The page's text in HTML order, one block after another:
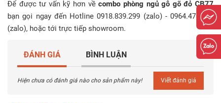
Để được tư vấn kỹ hơn vềcombo phòng ngủ gỗ gõ đỏ CB77
bạn gọi ngay đến Hotline 0918.839.299 (zalo) - 0964.478.399
(zalo), hoặc tới trực tiếp showroom.
ĐÁNH GIÁ BÌNH LUẬN
Hiện chưa có đánh giá nào cho sản phẩm này! Viết đánh giá